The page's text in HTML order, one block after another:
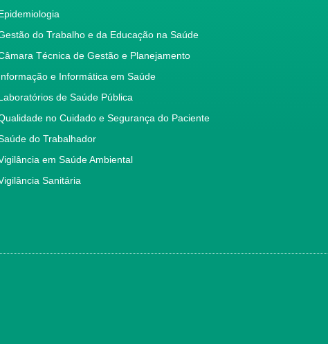
do Trabalho e da Educação na Saúde
Técnica de Gestão e Planejamento
e Informática em Saúde
de Saúde Pública
no Cuidado e Segurança do Paciente
do Trabalhador
em Saúde Ambiental
Sanitária